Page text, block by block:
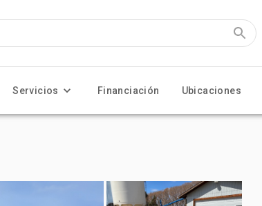
Servicios Financiación Ubicaciones